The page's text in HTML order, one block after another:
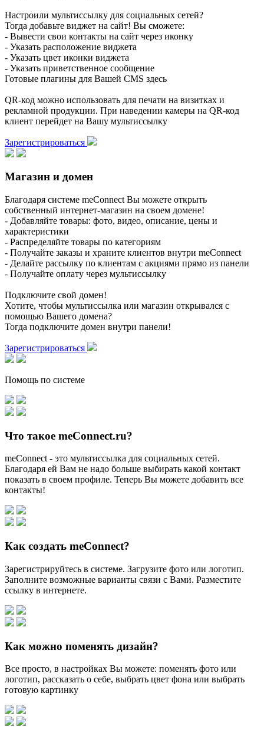
Настроили мультиссылку для социальных сетей?
Тогда добавьте виджет на сайт! Вы сможете:
- Вывести свои контакты на сайт через иконку
- Указать расположение виджета
- Указать цвет иконки виджета
- Указать приветственное сообщение
Готовые плагины для Вашей CMS здесь
QR-код можно использовать для печати на визитках и
рекламной продукции. При наведении камеры на QR-код
клиент перейдет на Вашу мультиссылку
Зарегистрироваться
Магазин и домен
Благодаря системе meConnect Вы можете открыть
собственный интернет-магазин на своем домене!
- Добавляйте товары: фото, видео, описание, цены и
характеристики
- Распределяйте товары по категориям
- Получайте заказы и храните клиентов внутри meConnect
- Делайте рассылку по клиентам с акциями прямо из панели
- Получайте оплату через мультиссылку
Подключите свой домен!
Хотите, чтобы мультиссылка или магазин открывался с
помощью Вашего домена?
Тогда подключите домен внутри панели!
Зарегистрироваться
Помощь по системе
Что такое meConnect.ru?
meConnect - это мультиссылка для социальных сетей.
Благодаря ей Вам не надо больше выбирать какой контакт
показать в своем профиле. Теперь Вы можете добавить все
контакты!
Как создать meConnect?
Зарегистрируйтесь в системе. Загрузите фото или логотип.
Заполните возможные варианты связи с Вами. Разместите
ссылку в интернете.
Как можно поменять дизайн?
Все просто, в настройках Вы можете: поменять фото или
логотип, рассказать о себе, выбрать цвет фона или выбрать
готовую картинку